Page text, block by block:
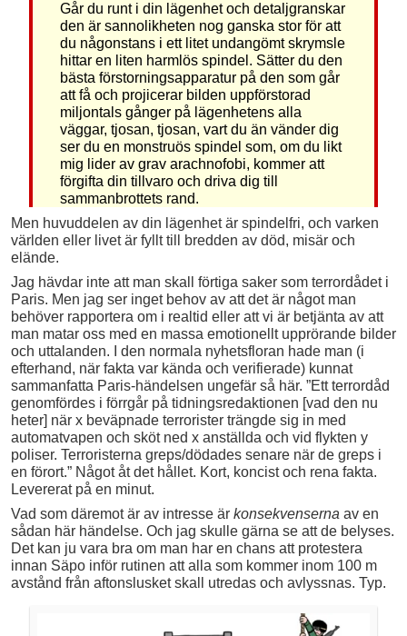
Går du runt i din lägenhet och detaljgranskar
den är sannolikheten nog ganska stor för att
du någonstans i ett litet undangömt skrymsle
hittar en liten harmlös spindel. Sätter du den
bästa förstorningsapparatur på den som går
att få och projicerar bilden uppförstorad
miljontals gånger på lägenhetens alla
väggar, tjosan, tjosan, vart du än vänder dig
ser du en monstruös spindel som, om du likt
mig lider av grav arachnofobi, kommer att
förgifta din tillvaro och driva dig till
sammanbrottets rand.
Men huvuddelen av din lägenhet är spindelfri, och varken
världen eller livet är fyllt till bredden av död, misär och
elände.
Jag hävdar inte att man skall förtiga saker som terrordådet i
Paris. Men jag ser inget behov av att det är något man
behöver rapportera om i realtid eller att vi är betjänta av att
man matar oss med en massa emotionellt upprörande bilder
och uttalanden. I den normala nyhetsfloran hade man (i
efterhand, när fakta var kända och verifierade) kunnat
sammanfatta Paris-händelsen ungefär så här. ”Ett terrordåd
genomfördes i förrgår på tidningsredaktionen [vad den nu
heter] när x beväpnade terrorister trängde sig in med
automatvapen och sköt ned x anställda och vid flykten y
poliser. Terroristerna greps/dödades senare när de greps i
en förort.” Något åt det hållet. Kort, koncist och rena fakta.
Levererat på en minut.
Vad som däremot är av intresse är konsekvenserna av en
sådan här händelse. Och jag skulle gärna se att de belyses.
Det kan ju vara bra om man har en chans att protestera
innan Säpo inför rutinen att alla som kommer inom 100 m
avstånd från aftonslusket skall utredas och avlyssnas. Typ.